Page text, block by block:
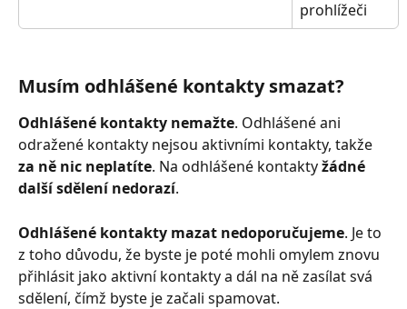
prohlížeči
Musím odhlášené kontakty smazat?
Odhlášené kontakty nemažte. Odhlášené ani
odražené kontakty nejsou aktivními kontakty, takže
za ně nic neplatíte. Na odhlášené kontakty žádné
další sdělení nedorazí.
Odhlášené kontakty mazat nedoporučujeme. Je to
z toho důvodu, že byste je poté mohli omylem znovu
přihlásit jako aktivní kontakty a dál na ně zasílat svá
sdělení, čímž byste je začali spamovat.